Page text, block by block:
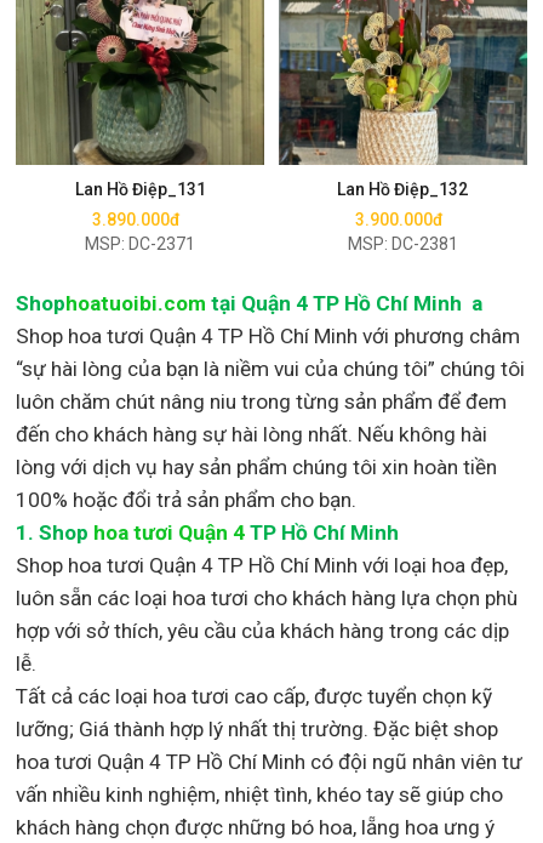
Lan Hồ Điệp_131
3.890.000đ
MSP: DC-2371
Mua ngay
Lan Hồ Điệp_132
3.900.000đ
MSP: DC-2381
Mua ngay
Shophoatuoibi.com tại Quận 4 TP Hồ Chí Minh a
Shop hoa tươi Quận 4 TP Hồ Chí Minh với phương châm
“sự hài lòng của bạn là niềm vui của chúng tôi” chúng tôi
luôn chăm chút nâng niu trong từng sản phẩm để đem
đến cho khách hàng sự hài lòng nhất. Nếu không hài
lòng với dịch vụ hay sản phẩm chúng tôi xin hoàn tiền
100% hoặc đổi trả sản phẩm cho bạn.
1.Shop hoa tươi Quận 4 TP Hồ Chí Minh
Shop hoa tươi Quận 4 TP Hồ Chí Minh với loại hoa đẹp,
luôn sẵn các loại hoa tươi cho khách hàng lựa chọn phù
hợp với sở thích, yêu cầu của khách hàng trong các dịp
lễ.
Tất cả các loại hoa tươi cao cấp, được tuyển chọn kỹ
lưỡng; Giá thành hợp lý nhất thị trường. Đặc biệt shop
hoa tươi Quận 4 TP Hồ Chí Minh có đội ngũ nhân viên tư
vấn nhiều kinh nghiệm, nhiệt tình, khéo tay sẽ giúp cho
khách hàng chọn được những bó hoa, lẵng hoa ưng ý